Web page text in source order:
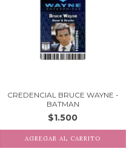
CREDENCIAL BRUCE WAYNE -
BATMAN
$1.500